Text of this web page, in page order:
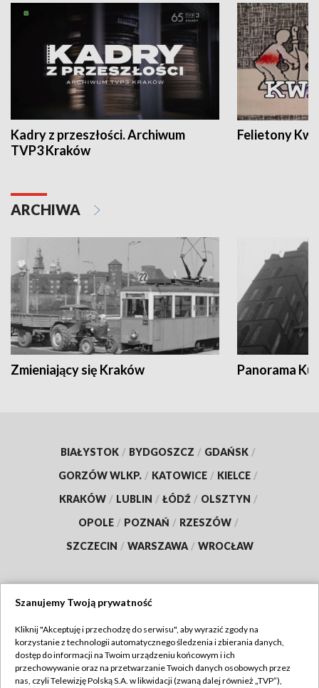
Kadry z przeszłości. Archiwum
TVP3 Kraków
Felietony
ARCHIWA
Zmieniający się Kraków Panorama
BIAŁYSTOK / BYDGOSZCZ / GDAŃSK /
GORZÓW WLKP. / KATOWICE / KIELCE /
KRAKÓW / LUBLIN / ŁÓDŹ / OLSZTYN /
OPOLE / POZNAŃ / RZESZÓW /
SZCZECIN / WARSZAWA / WROCŁAW
TVP
Abonament TVP
Regulamin TVP
Szanujemy Twoją prywatność
Kliknij "Akceptuję i przechodzę do serwisu", aby wyrazić zgody na
korzystanie z technologii automatycznego śledzenia i zbierania danych,
dostęp do informacji na Twoim urządzeniu końcowym i ich
przechowywanie oraz na przetwarzanie Twoich danych osobowych przez
nas, czyli Telewizję Polską S.A. w likwidacji (zwaną dalej również „TVP”),